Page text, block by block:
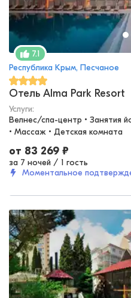
7.1
Республика Крым, Песчаное
Отель Alma Park Resort
Услуги:
Велнес/спа-центр • Занятия
• Массаж • Детская комната
от 83 269 ₽
за 7 ночей / 1 гость
Моментальное